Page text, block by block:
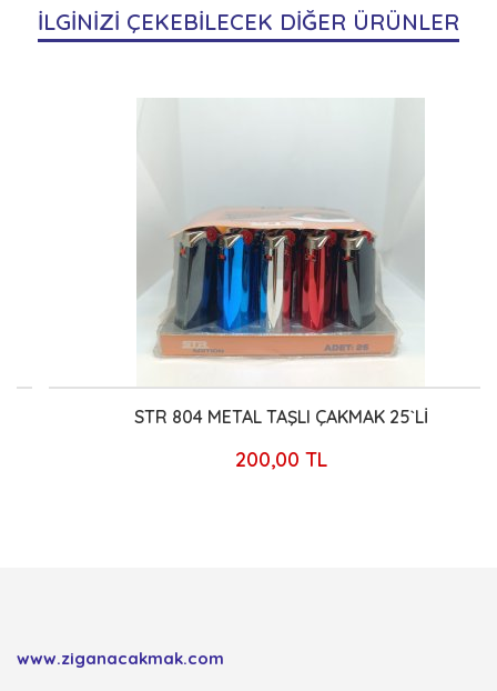
İLGİNİZİ ÇEKEBİLECEK DİĞER ÜRÜNLER
STR 804 METAL TAŞLI ÇAKMAK 25`Lİ
200,00 TL
www.ziganacakmak.com